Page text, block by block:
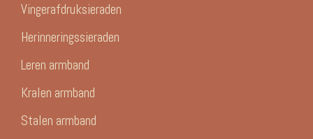
Vingerafdruksieraden
Herinneringssieraden
Leren armband
Kralen armband
Stalen armband